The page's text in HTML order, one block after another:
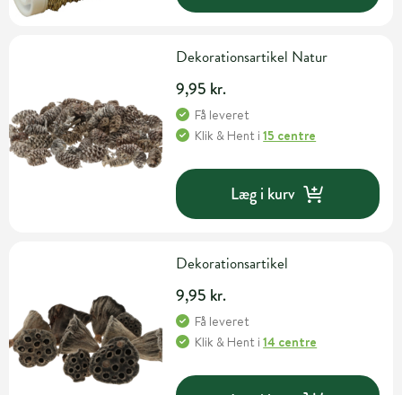
Dekorationsartikel Natur
9,95 kr.
Få leveret
Klik & Hent i15 centre
Læg i kurv
Dekorationsartikel
9,95 kr.
Få leveret
Klik & Hent i14 centre